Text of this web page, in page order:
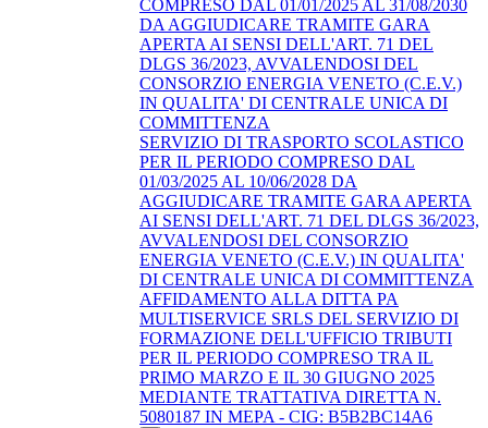
COMPRESO DAL 01/01/2025 AL 31/08/2030
DA AGGIUDICARE TRAMITE GARA
APERTA AI SENSI DELL'ART. 71 DEL
DLGS 36/2023, AVVALENDOSI DEL
CONSORZIO ENERGIA VENETO (C.E.V.)
IN QUALITA' DI CENTRALE UNICA DI
COMMITTENZA
SERVIZIO DI TRASPORTO SCOLASTICO
PER IL PERIODO COMPRESO DAL
01/03/2025 AL 10/06/2028 DA
AGGIUDICARE TRAMITE GARA APERTA
AI SENSI DELL'ART. 71 DEL DLGS 36/2023,
AVVALENDOSI DEL CONSORZIO
ENERGIA VENETO (C.E.V.) IN QUALITA'
DI CENTRALE UNICA DI COMMITTENZA
AFFIDAMENTO ALLA DITTA PA
MULTISERVICE SRLS DEL SERVIZIO DI
FORMAZIONE DELL'UFFICIO TRIBUTI
PER IL PERIODO COMPRESO TRA IL
PRIMO MARZO E IL 30 GIUGNO 2025
MEDIANTE TRATTATIVA DIRETTA N.
5080187 IN MEPA - CIG: B5B2BC14A6